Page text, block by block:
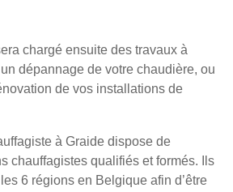
chargé ensuite des travaux à
dépannage de votre chaudière, ou
de vos installations de
à Graide dispose de
chauffagistes qualifiés et formés. Ils
6 régions en Belgique afin d’être